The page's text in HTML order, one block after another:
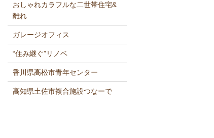
おしゃれカラフルな二世帯住宅&
離れ
ガレージオフィス
“住み継ぐ”リノベ
香川県高松市青年センター
高知県土佐市複合施設つなーで